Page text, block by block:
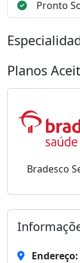
Pronto
Planos
Bradesco
Endereço: